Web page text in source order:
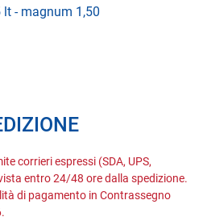
- magnum 1,50
corrieri espressi (SDA, UPS,
entro 24/48 ore dalla spedizione.
di pagamento in Contrassegno